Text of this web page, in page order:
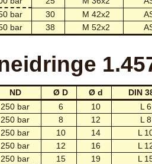
bar 30 M 42x2
bar 38 M 52x2
ND Ø D Ø d
DIN
250 bar 6 10
L 6
250 bar 8 12
L 8
250 bar 10 14
L
250 bar 12 16
L
250 bar 15 19
L